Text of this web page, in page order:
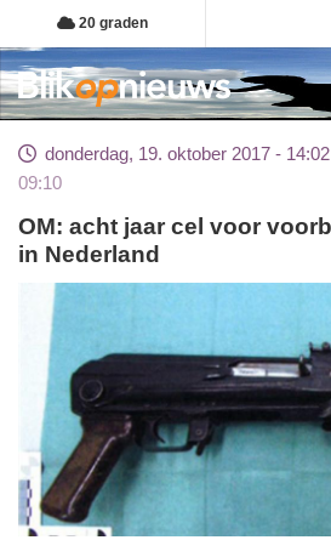
Overslaan
en
naar
de
gaan
20 graden
donderdag, 19. oktober 2017 - 14:02
09:10
OM: acht jaar cel voor voorbereiden aanslag
in Nederland